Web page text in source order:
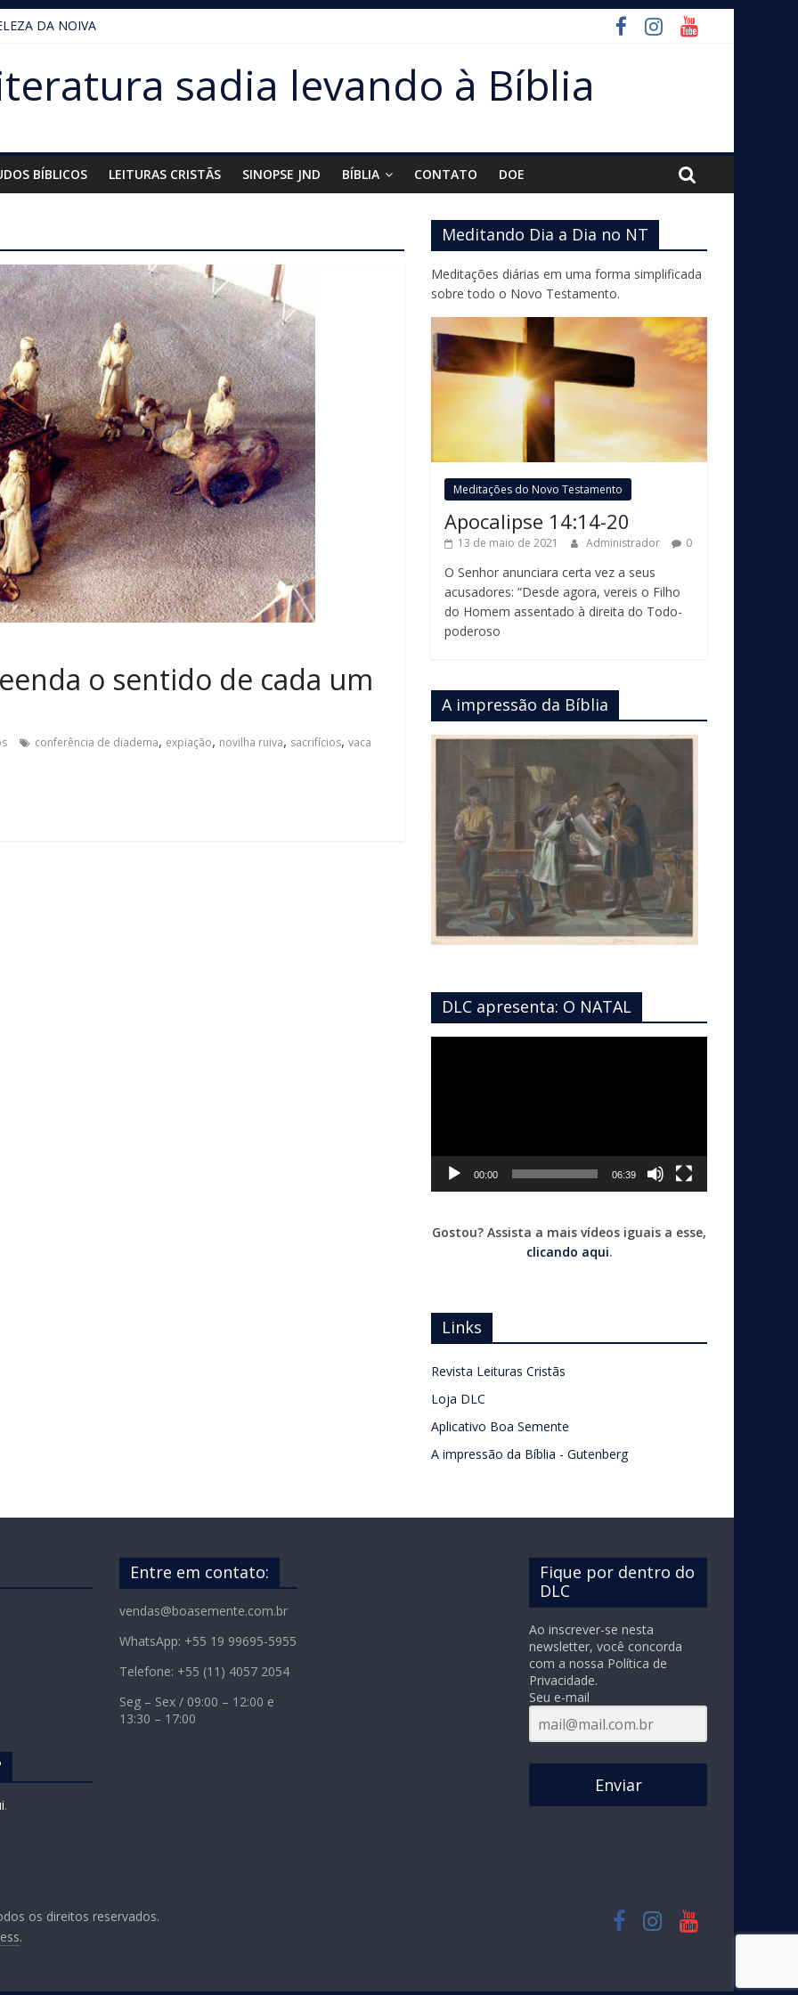
DA NOIVA
sadia levando à Bíblia
BÍBLICOS LEITURAS CRISTÃS SINOPSE JND BÍBLIA CONTATO DOE
o sentido de cada um
conferência de diadema, expiação, novilha ruiva, sacrifícios, vaca
Meditando Dia a Dia no NT
Meditações diárias em uma forma simplificada
sobre todo o Novo Testamento.
Meditações do Novo Testamento
Apocalipse 14:14-20
13 de maio de 2021 Administrador 0
O Senhor anunciara certa vez a seus
acusadores: “Desde agora, vereis o Filho
do Homem assentado à direita do Todo-
poderoso
A impressão da Bíblia
DLC apresenta: O NATAL
00:00 06:39
Gostou? Assista a mais vídeos iguais a esse,
clicando aqui.
Links
Revista Leituras Cristãs
Loja DLC
Aplicativo Boa Semente
A impressão da Bíblia - Gutenberg
.
Entre em contato:
vendas@boasemente.com.br
WhatsApp: +55 19 99695-5955
Telefone: +55 (11) 4057 2054
Seg – Sex / 09:00 – 12:00 e
13:30 – 17:00
Fique por dentro do
DLC
Ao inscrever-se nesta
newsletter, você concorda
com a nossa Política de
Privacidade.
Seu e-mail
Enviar
os direitos reservados.
.